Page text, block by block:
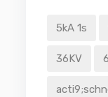
5kA 1s
36KV